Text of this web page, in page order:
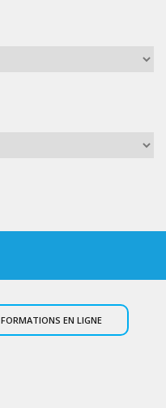
FORMATIONS EN LIGNE